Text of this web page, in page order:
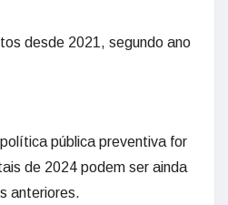
desde 2021, segundo ano
pública preventiva for
de 2024 podem ser ainda
anteriores.